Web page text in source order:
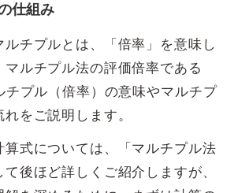
仕組み
ルチプルとは、「倍率」を意味し
マルチプル法の評価倍率である
チプル（倍率）の意味やマルチプ
をご説明します。
算式については、「マルチプル法
後ほど詳しくご紹介しますが、